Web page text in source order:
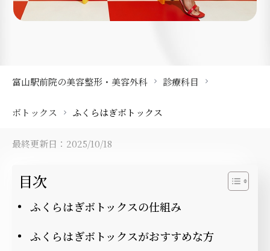
富山駅前院の美容整形・美容外科 診療科目
ボトックス ふくらはぎボトックス
最終更新日：2025/10/18
目次
ふくらはぎボトックスの仕組み
ふくらはぎボトックスがおすすめな方